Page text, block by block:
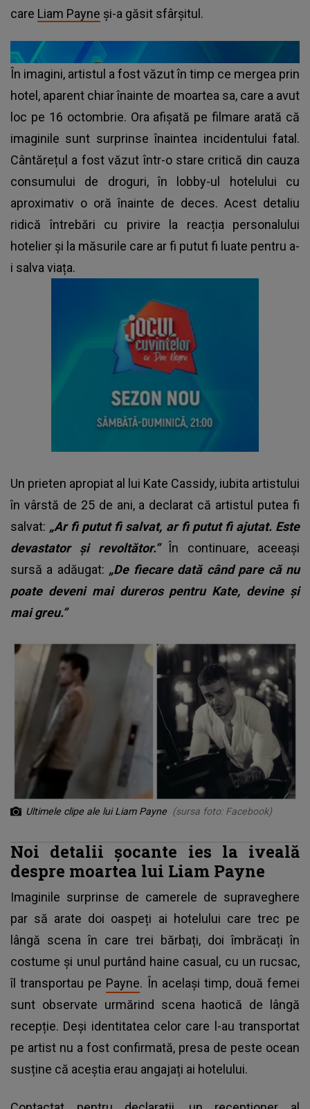
care Liam Payne și-a găsit sfârșitul.
În imagini, artistul a fost văzut în timp ce mergea prin
hotel, aparent chiar înainte de moartea sa, care a avut
loc pe 16 octombrie. Ora afișată pe filmare arată că
imaginile sunt surprinse înaintea incidentului fatal.
Cântărețul a fost văzut într-o stare critică din cauza
consumului de droguri, în lobby-ul hotelului cu
aproximativ o oră înainte de deces. Acest detaliu
ridică întrebări cu privire la reacția personalului
hotelier și la măsurile care ar fi putut fi luate pentru a-
i salva viața.
Un prieten apropiat al lui Kate Cassidy, iubita artistului
în vârstă de 25 de ani, a declarat că artistul putea fi
salvat: „Ar fi putut fi salvat, ar fi putut fi ajutat. Este
devastator și revoltător.”În continuare, aceeași
sursă a adăugat: „De fiecare dată când pare că nu
poate deveni mai dureros pentru Kate, devine și
mai greu.”
Ultimele clipe ale lui Liam Payne (sursa foto: Facebook)
Noi detalii șocante ies la iveală
despre moartea lui Liam Payne
Imaginile surprinse de camerele de supraveghere
par să arate doi oaspeți ai hotelului care trec pe
lângă scena în care trei bărbați, doi îmbrăcați în
costume și unul purtând haine casual, cu un rucsac,
îl transportau pe Payne. În același timp, două femei
sunt observate urmărind scena haotică de lângă
recepție. Deși identitatea celor care l-au transportat
pe artist nu a fost confirmată, presa de peste ocean
susține că aceștia erau angajați ai hotelului.